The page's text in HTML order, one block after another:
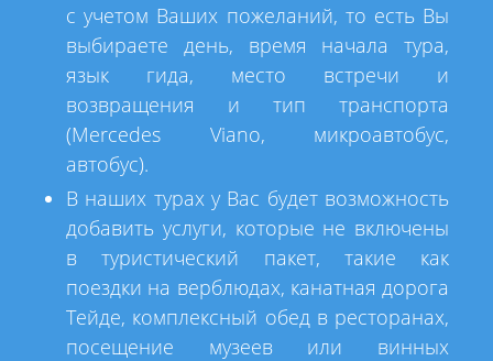
с учетом Ваших пожеланий, то есть Вы
выбираете день, время начала тура,
язык гида, место встречи и
возвращения и тип транспорта
(Mercedes Viano, микроавтобус,
автобус).
В наших турах у Вас будет возможность
добавить услуги, которые не включены
в туристический пакет, такие как
поездки на верблюдах, канатная дорога
Тейде, комплексный обед в ресторанах,
посещение музеев или винных